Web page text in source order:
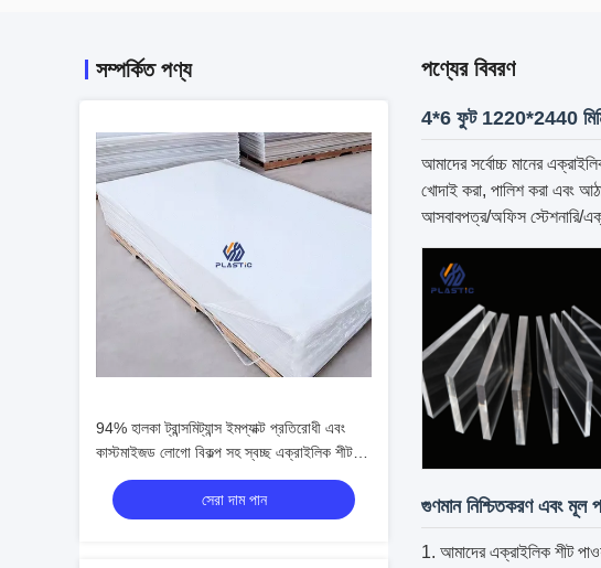
সম্পর্কিত পণ্য
94% হালকা ট্রান্সমিট্যান্স ইমপ্যাক্ট প্রতিরোধী এবং
কাস্টমাইজড লোগো বিকল্প সহ স্বচ্ছ এক্রাইলিক শীট
প্লেক্সিগ্লাস
সেরা দাম পান
পণ্যের বিবরণ
4*6 ফুট 1220*2440 মিমি
আমাদের সর্বোচ্চ মানের
খোদাই করা, পালিশ করা এবং
আসবাবপত্র/অফিস স্টেশনারি/
গুণমান নিশ্চিতকরণ এবং মূল
আমাদের এক্রাইলিক শীট